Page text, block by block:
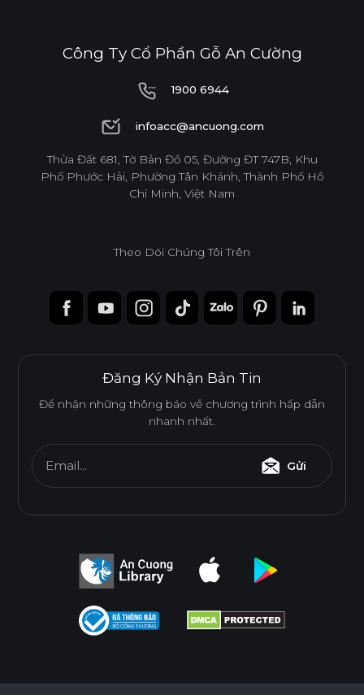
Công Ty Cổ Phần Gỗ An Cường
1900 6944
1900 6944
infoacc@ancuong.com
infoacc@ancuong.com
Thửa Đất 681, Tờ Bản Đồ 05, Đường ĐT 747B, Khu
Phố Phước Hải, Phường Tân Khánh, Thành Phố Hồ
Chí Minh, Việt Nam
Theo Dõi Chúng Tôi Trên
Đăng Ký Nhận Bản Tin
Để nhận những thông báo về chương trình hấp dẫn
nhanh nhất.
Email... Gửi